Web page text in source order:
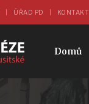
ÚŘAD PD KONTAKT
Domů